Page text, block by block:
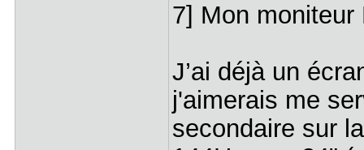
7] Mon
J’ai déjà un
j'aimerais me
secondaire sur